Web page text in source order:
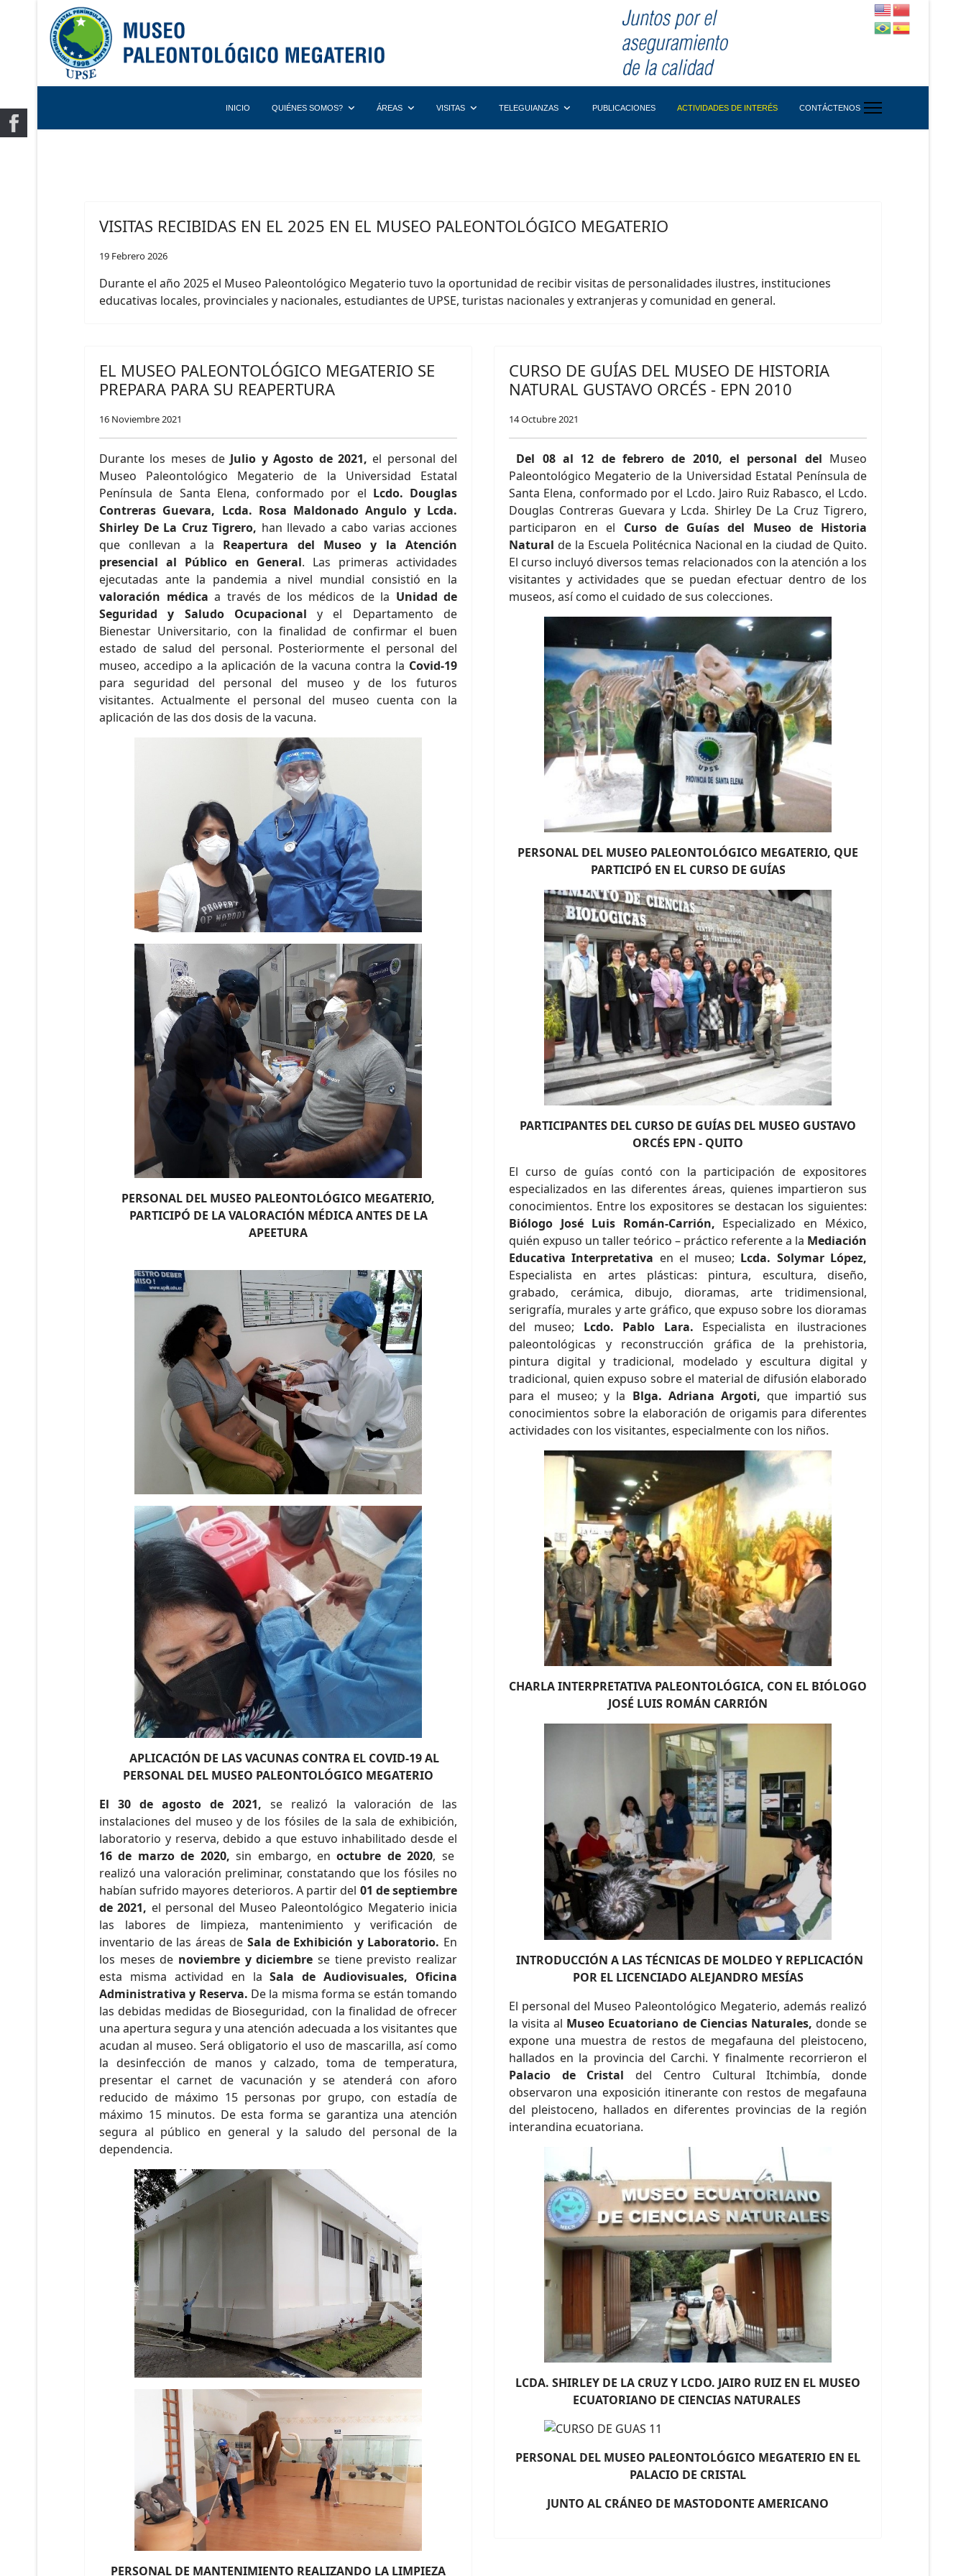
INICIO QUIÉNES SOMOS? ÁREAS VISITAS TELEGUIANZAS PUBLICACIONES ACTIVIDADES DE INTERÉS CONTÁCTENOS
VISITAS RECIBIDAS EN EL 2025 EN EL MUSEO PALEONTOLÓGICO MEGATERIO
19 Febrero 2026
Durante el año 2025 el Museo Paleontológico Megaterio tuvo la oportunidad de recibir visitas de personalidades ilustres, instituciones
educativas locales, provinciales y nacionales, estudiantes de UPSE, turistas nacionales y extranjeras y comunidad en general.
EL MUSEO PALEONTOLÓGICO MEGATERIO SE
PREPARA PARA SU REAPERTURA
16 Noviembre 2021
Durante los meses de Julio y Agosto de 2021, el personal del
Museo Paleontológico Megaterio de la Universidad Estatal
Península de Santa Elena, conformado por el Lcdo. Douglas
Contreras Guevara, Lcda. Rosa Maldonado Angulo y Lcda.
Shirley De La Cruz Tigrero, han llevado a cabo varias acciones
que conllevan a la Reapertura del Museo y la Atención
presencial al Público en General. Las primeras actividades
ejecutadas ante la pandemia a nivel mundial consistió en la
valoración médica a través de los médicos de la Unidad de
Seguridad y Saludo Ocupacionaly el Departamento de
Bienestar Universitario, con la finalidad de confirmar el buen
estado de salud del personal. Posteriormente el personal del
museo, accedipo a la aplicación de la vacuna contra la Covid-19
para seguridad del personal del museo y de los futuros
visitantes. Actualmente el personal del museo cuenta con la
aplicación de las dos dosis de la vacuna.
PERSONAL DEL MUSEO PALEONTOLÓGICO MEGATERIO,
PARTICIPÓ DE LA VALORACIÓN MÉDICA ANTES DE LA
APEETURA
APLICACIÓN DE LAS VACUNAS CONTRA EL COVID-19 AL
PERSONAL DEL MUSEO PALEONTOLÓGICO MEGATERIO
El 30 de agosto de 2021, se realizó la valoración de las
instalaciones del museo y de los fósiles de la sala de exhibición,
laboratorio y reserva, debido a que estuvo inhabilitado desde el
16 de marzo de 2020,sin embargo, enoctubre de 2020, se
realizó una valoración preliminar, constatando que los fósiles no
habían sufrido mayores deterioros. A partir del 01 de septiembre
de 2021, el personal del Museo Paleontológico Megaterio inicia
las labores de limpieza, mantenimiento y verificación de
inventario de las áreas de Sala de Exhibición y Laboratorio. En
los meses de noviembre y diciembre se tiene previsto realizar
esta misma actividad en laSala de Audiovisuales, Oficina
Administrativa y Reserva. De la misma forma se están tomando
las debidas medidas de Bioseguridad, con la finalidad de ofrecer
una apertura segura y una atención adecuada a los visitantes que
acudan al museo. Será obligatorio el uso de mascarilla, así como
la desinfección de manos y calzado, toma de temperatura,
presentar el carnet de vacunación y se atenderá con aforo
reducido de máximo 15 personas por grupo, con estadía de
máximo 15 minutos. De esta forma se garantiza una atención
segura al público en general y la saludo del personal de la
dependencia.
PERSONAL DE MANTENIMIENTO REALIZANDO LA LIMPIEZA
CURSO DE GUÍAS DEL MUSEO DE HISTORIA
NATURAL GUSTAVO ORCÉS - EPN 2010
14 Octubre 2021
Del 08 al 12 de febrero de 2010,el personal del Museo
Paleontológico Megaterio de la Universidad Estatal Península de
Santa Elena, conformado por el Lcdo. Jairo Ruiz Rabasco, el Lcdo.
Douglas Contreras Guevara y Lcda. Shirley De La Cruz Tigrero,
participaron en el Curso de Guías del Museo de Historia
Natural de la Escuela Politécnica Nacional en la ciudad de Quito.
El curso incluyó diversos temas relacionados con la atención a los
visitantes y actividades que se puedan efectuar dentro de los
museos, así como el cuidado de sus colecciones.
PERSONAL DEL MUSEO PALEONTOLÓGICO MEGATERIO, QUE
PARTICIPÓ EN EL CURSO DE GUÍAS
PARTICIPANTES DEL CURSO DE GUÍAS DEL MUSEO GUSTAVO
ORCÉS EPN - QUITO
El curso de guías contó con la participación de expositores
especializados en las diferentes áreas, quienes impartieron sus
conocimientos. Entre los expositores se destacan los siguientes:
Biólogo José Luis Román-Carrión, Especializado en México,
quién expuso un taller teórico – práctico referente a la Mediación
Educativa Interpretativa en el museo; Lcda. Solymar López,
Especialista en artes plásticas: pintura, escultura, diseño,
grabado, cerámica, dibujo, dioramas, arte tridimensional,
serigrafía, murales y arte gráfico, que expuso sobre los dioramas
del museo; Lcdo. Pablo Lara. Especialista en ilustraciones
paleontológicas y reconstrucción gráfica de la prehistoria,
pintura digital y tradicional, modelado y escultura digital y
tradicional, quien expuso sobre el material de difusión elaborado
para el museo; y la Blga. Adriana Argoti, que impartió sus
conocimientos sobre la elaboración de origamis para diferentes
actividades con los visitantes, especialmente con los niños.
CHARLA INTERPRETATIVA PALEONTOLÓGICA, CON EL BIÓLOGO
JOSÉ LUIS ROMÁN CARRIÓN
INTRODUCCIÓN A LAS TÉCNICAS DE MOLDEO Y REPLICACIÓN
POREL LICENCIADO ALEJANDRO MESÍAS
El personal del Museo Paleontológico Megaterio, además realizó
la visita al Museo Ecuatoriano de Ciencias Naturales, donde se
expone una muestra de restos de megafauna del pleistoceno,
hallados en la provincia del Carchi. Y finalmente recorrieron el
Palacio de Cristal del Centro Cultural Itchimbía, donde
observaron una exposición itinerante con restos de megafauna
del pleistoceno, hallados en diferentes provincias de la región
interandina ecuatoriana.
LCDA. SHIRLEY DE LA CRUZ Y LCDO. JAIRO RUIZ EN EL MUSEO
ECUATORIANO DE CIENCIAS NATURALES
PERSONAL DEL MUSEO PALEONTOLÓGICO MEGATERIO EN EL
PALACIO DE CRISTAL
JUNTO AL CRÁNEO DE MASTODONTE AMERICANO